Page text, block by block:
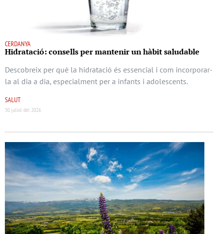
CERDANYA
Hidratació: consells per mantenir un hàbit saludable
Descobreix per què la hidratació és essencial i com incorporar-
la al dia a dia, especialment per a infants i adolescents.
SALUT
30 juliol del 2026